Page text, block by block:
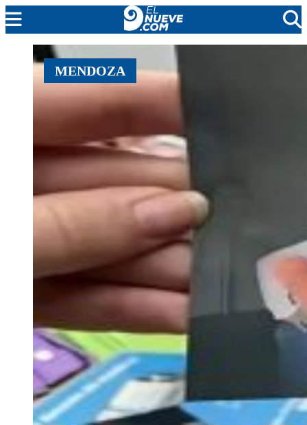
MENDOZA
CADA DÍA
ARGENTINA
PROTAGONISTAS
EL NUEVE STREAMS
PROGRAMACIÓN
EN VIVO
MENDOZA